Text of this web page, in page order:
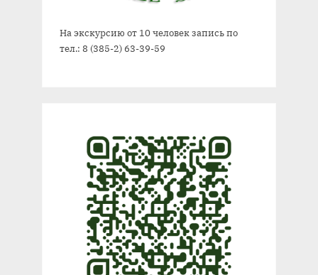
На экскурсию от 10 человек запись по
тел.: 8 (385-2) 63-39-59